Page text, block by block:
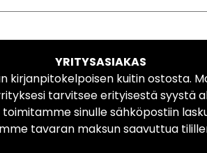
YRITYSASIAKAS
kirjanpitokelpoisen kuitin ostosta.
tarvitsee erityisestä syystä
toimitamme sinulle sähköpostiin
tavaran maksun saavuttua